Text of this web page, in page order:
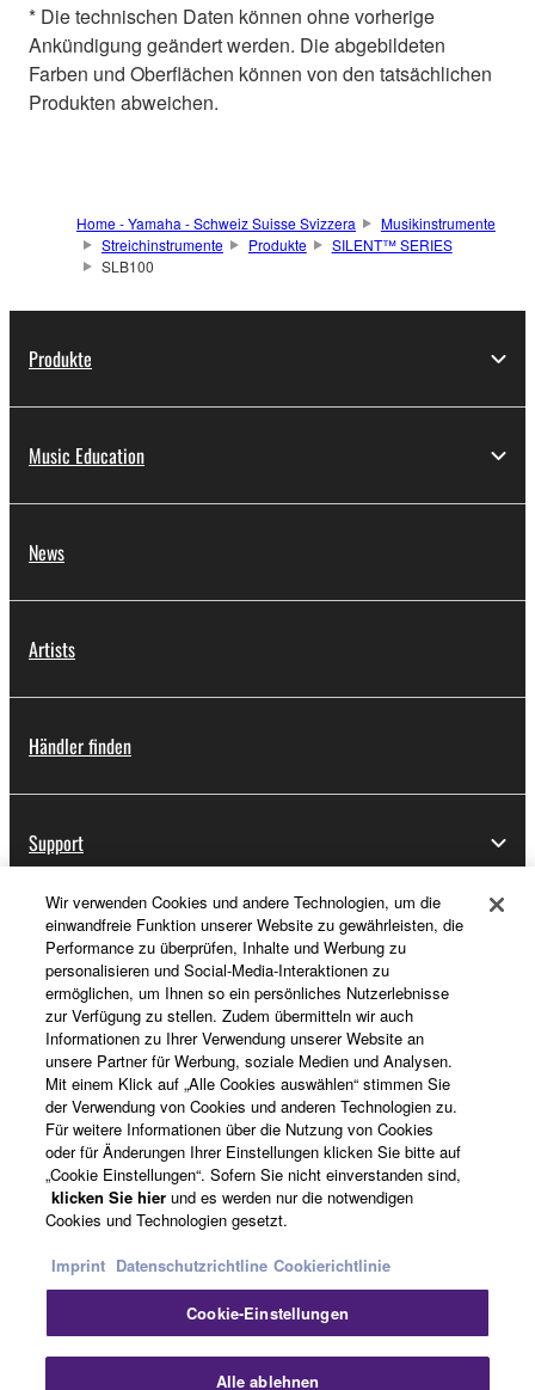
* Die technischen Daten können ohne vorherige
Ankündigung geändert werden. Die abgebildeten
Farben und Oberflächen können von den tatsächlichen
Produkten abweichen.
Home - Yamaha - Schweiz Suisse Svizzera
Musikinstrumente
Streichinstrumente
Produkte
SILENT™ SERIES
SLB100
Produkte
Music Education
News
Artists
Händler finden
Support
Registrierung von „Yamaha Music ID“
Über Yamaha
Schweiz Suisse Svizzera - German
Business
Wir verwenden Cookies und andere Technologien, um die
einwandfreie Funktion unserer Website zu gewährleisten, die
Performance zu überprüfen, Inhalte und Werbung zu
personalisieren und Social-Media-Interaktionen zu
ermöglichen, um Ihnen so ein persönliches Nutzerlebnisse
zur Verfügung zu stellen. Zudem übermitteln wir auch
Informationen zu Ihrer Verwendung unserer Website an
unsere Partner für Werbung, soziale Medien und Analysen.
Mit einem Klick auf „Alle Cookies auswählen“ stimmen Sie
der Verwendung von Cookies und anderen Technologien zu.
Für weitere Informationen über die Nutzung von Cookies
oder für Änderungen Ihrer Einstellungen klicken Sie bitte auf
„Cookie Einstellungen“. Sofern Sie nicht einverstanden sind,
klicken Sie hier und es werden nur die notwendigen
Cookies und Technologien gesetzt.
Imprint Datenschutzrichtline Cookierichtlinie
Cookie-Einstellungen
Alle ablehnen